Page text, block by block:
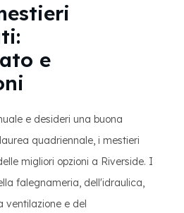
e
e desideri una buona
quadriennale, i mestieri
migliori opzioni a Riverside. I
falegnameria, dell'idraulica,
ventilazione e del